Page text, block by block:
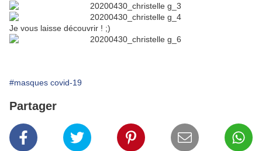
Je vous laisse découvrir ! ;)
#masques covid-19
Partager